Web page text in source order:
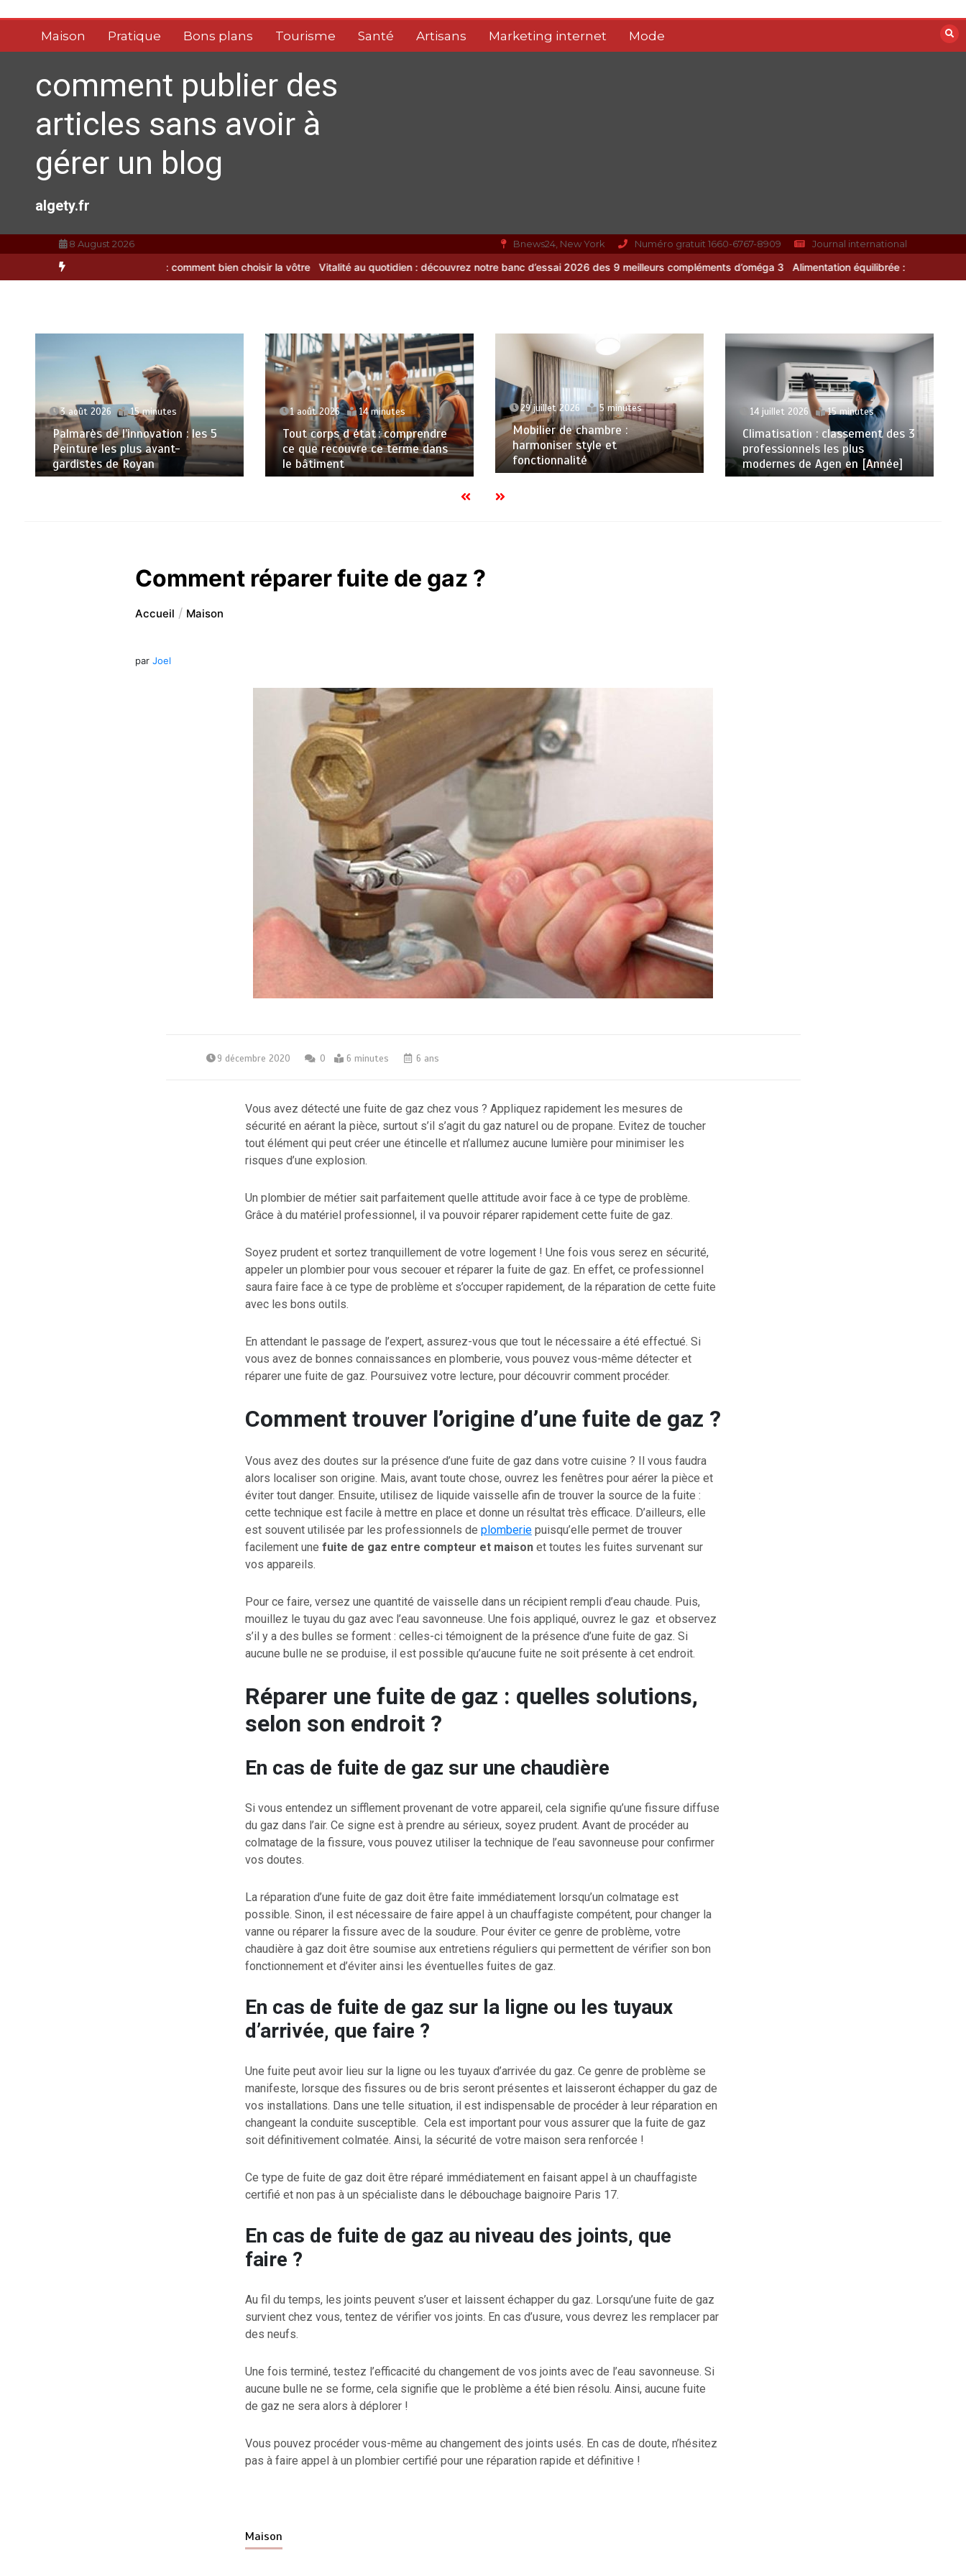
contenuMaison Pratique Bons plans Tourisme Santé Artisans Marketing internet Mode
comment publier des
articles sans avoir à
gérer un blog
algety.fr
8 August 2026 Bnews24, New York Numéro gratuit 1660-6767-8909 Journal international
à dents : comment bien choisir la vôtre Vitalité au quotidien : découvrez notre banc d’essai 2026 des 9 meilleurs compléments d’oméga 3 Alimentation équilibrée : ses bienfaits pour une santé
3 août 2026 15 minutes
Palmarès de l’innovation : les 5
Peinture les plus avant-
gardistes de Royan
1 août 2026 14 minutes
Tout corps d état : comprendre
ce que recouvre ce terme dans
le bâtiment
29 juillet 2026 5 minutes
Mobilier de chambre :
harmoniser style et
fonctionnalité
14 juillet 2026 15 minutes
Climatisation : classement des 3
professionnels les plus
modernes de Agen en [Année]
Comment réparer fuite de gaz ?
Accueil Maison
parJoel
9 décembre 2020 0 6 minutes 6 ans
Vous avez détecté une fuite de gaz chez vous ? Appliquez rapidement les mesures de
sécurité en aérant la pièce, surtout s’il s’agit du gaz naturel ou de propane. Evitez de toucher
tout élément qui peut créer une étincelle et n’allumez aucune lumière pour minimiser les
risques d’une explosion.
Un plombier de métier sait parfaitement quelle attitude avoir face à ce type de problème.
Grâce à du matériel professionnel, il va pouvoir réparer rapidement cette fuite de gaz.
Soyez prudent et sortez tranquillement de votre logement ! Une fois vous serez en sécurité,
appeler un plombier pour vous secouer et réparer la fuite de gaz. En effet, ce professionnel
saura faire face à ce type de problème et s’occuper rapidement, de la réparation de cette fuite
avec les bons outils.
En attendant le passage de l’expert, assurez-vous que tout le nécessaire a été effectué. Si
vous avez de bonnes connaissances en plomberie, vous pouvez vous-même détecter et
réparer une fuite de gaz. Poursuivez votre lecture, pour découvrir comment procéder.
Comment trouver l’origine d’une fuite de gaz ?
Vous avez des doutes sur la présence d’une fuite de gaz dans votre cuisine ? Il vous faudra
alors localiser son origine. Mais, avant toute chose, ouvrez les fenêtres pour aérer la pièce et
éviter tout danger. Ensuite, utilisez de liquide vaisselle afin de trouver la source de la fuite :
cette technique est facile à mettre en place et donne un résultat très efficace. D’ailleurs, elle
est souvent utilisée par les professionnels de plomberiepuisqu’elle permet de trouver
facilement une fuite de gaz entre compteur et maison et toutes les fuites survenant sur
vos appareils.
Pour ce faire, versez une quantité de vaisselle dans un récipient rempli d’eau chaude. Puis,
mouillez le tuyau du gaz avec l’eau savonneuse. Une fois appliqué, ouvrez le gaz et observez
s’il y a des bulles se forment : celles-ci témoignent de la présence d’une fuite de gaz. Si
aucune bulle ne se produise, il est possible qu’aucune fuite ne soit présente à cet endroit.
Réparer une fuite de gaz : quelles solutions,
selon son endroit ?
En cas de fuite de gaz sur une chaudière
Si vous entendez un sifflement provenant de votre appareil, cela signifie qu’une fissure diffuse
du gaz dans l’air. Ce signe est à prendre au sérieux, soyez prudent. Avant de procéder au
colmatage de la fissure, vous pouvez utiliser la technique de l’eau savonneuse pour confirmer
vos doutes.
La réparation d’une fuite de gaz doit être faite immédiatement lorsqu’un colmatage est
possible. Sinon, il est nécessaire de faire appel à un chauffagiste compétent, pour changer la
vanne ou réparer la fissure avec de la soudure. Pour éviter ce genre de problème, votre
chaudière à gaz doit être soumise aux entretiens réguliers qui permettent de vérifier son bon
fonctionnement et d’éviter ainsi les éventuelles fuites de gaz.
En cas de fuite de gaz sur la ligne ou les tuyaux
d’arrivée, que faire ?
Une fuite peut avoir lieu sur la ligne ou les tuyaux d’arrivée du gaz. Ce genre de problème se
manifeste, lorsque des fissures ou de bris seront présentes et laisseront échapper du gaz de
vos installations. Dans une telle situation, il est indispensable de procéder à leur réparation en
changeant la conduite susceptible. Cela est important pour vous assurer que la fuite de gaz
soit définitivement colmatée. Ainsi, la sécurité de votre maison sera renforcée !
Ce type de fuite de gaz doit être réparé immédiatement en faisant appel à un chauffagiste
certifié et non pas à un spécialiste dans le débouchage baignoire Paris 17.
En cas de fuite de gaz au niveau des joints, que
faire ?
Au fil du temps, les joints peuvent s’user et laissent échapper du gaz. Lorsqu’une fuite de gaz
survient chez vous, tentez de vérifier vos joints. En cas d’usure, vous devrez les remplacer par
des neufs.
Une fois terminé, testez l’efficacité du changement de vos joints avec de l’eau savonneuse. Si
aucune bulle ne se forme, cela signifie que le problème a été bien résolu. Ainsi, aucune fuite
de gaz ne sera alors à déplorer !
Vous pouvez procéder vous-même au changement des joints usés. En cas de doute, n’hésitez
pas à faire appel à un plombier certifié pour une réparation rapide et définitive !
Maison